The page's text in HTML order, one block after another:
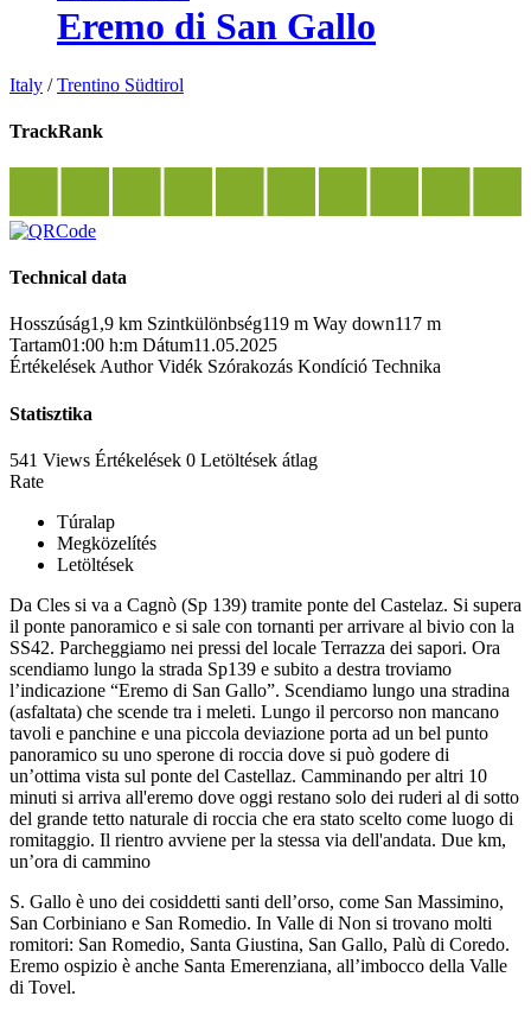
Eremo di San Gallo
Italy /Trentino Südtirol
TrackRank
Technical data
Hosszúság1,9 km Szintkülönbség119 m Way down117 m
Tartam01:00 h:m Dátum11.05.2025
Értékelések Author Vidék Szórakozás Kondíció Technika
Statisztika
541 Views Értékelések 0 Letöltések átlag
Rate
Túralap
Megközelítés
Letöltések
Da Cles si va a Cagnò (Sp 139) tramite ponte del Castelaz. Si supera
il ponte panoramico e si sale con tornanti per arrivare al bivio con la
SS42. Parcheggiamo nei pressi del locale Terrazza dei sapori. Ora
scendiamo lungo la strada Sp139 e subito a destra troviamo
l’indicazione “Eremo di San Gallo”. Scendiamo lungo una stradina
(asfaltata) che scende tra i meleti. Lungo il percorso non mancano
tavoli e panchine e una piccola deviazione porta ad un bel punto
panoramico su uno sperone di roccia dove si può godere di
un’ottima vista sul ponte del Castellaz. Camminando per altri 10
minuti si arriva all'eremo dove oggi restano solo dei ruderi al di sotto
del grande tetto naturale di roccia che era stato scelto come luogo di
romitaggio. Il rientro avviene per la stessa via dell'andata. Due km,
un’ora di cammino
S. Gallo è uno dei cosiddetti santi dell’orso, come San Massimino,
San Corbiniano e San Romedio. In Valle di Non si trovano molti
romitori: San Romedio, Santa Giustina, San Gallo, Palù di Coredo.
Eremo ospizio è anche Santa Emerenziana, all’imbocco della Valle
di Tovel.